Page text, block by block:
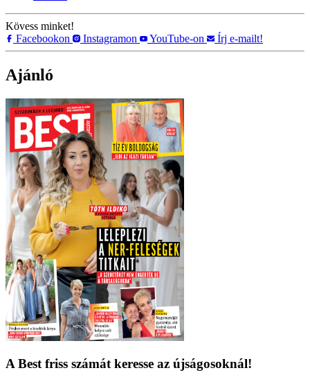
Kövess minket!
Facebookon
Instagramon YouTube-on Írj e-mailt!
Ajánló
A Best friss számát keresse az újságosoknál!